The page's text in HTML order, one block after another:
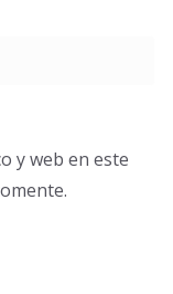
y web en este